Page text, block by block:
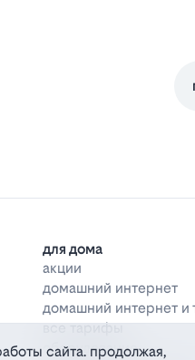
для дома
акции
домашний интернет
домашний интернет и
все тарифы
оборудование
сайта. продолжая,